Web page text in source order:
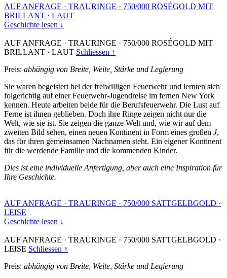
AUF ANFRAGE · TRAURINGE · 750/000 ROSÉGOLD MIT
BRILLANT · LAUT
Geschichte lesen ↓
AUF ANFRAGE · TRAURINGE · 750/000 ROSÉGOLD MIT
BRILLANT · LAUT Schliessen ↑
Preis: abhängig von Breite, Weite, Stärke und Legierung
Sie waren begeistert bei der freiwilligen Feuerwehr und lernten sich
folgerichtig auf einer Feuerwehr-Jugendreise im fernen New York
kennen. Heute arbeiten beide für die Berufsfeuerwehr. Die Lust auf
Ferne ist ihnen geblieben. Doch ihre Ringe zeigen nicht nur die
Welt, wie sie ist. Sie zeigen die ganze Welt und, wie wir auf dem
zweiten Bild sehen, einen neuen Kontinent in Form eines großen J,
das für ihren gemeinsamen Nachnamen steht. Ein eigener Kontinent
für die werdende Familie und die kommenden Kinder.
Dies ist eine individuelle Anfertigung, aber auch eine Inspiration für
Ihre Geschichte.
AUF ANFRAGE · TRAURINGE · 750/000 SATTGELBGOLD ·
LEISE
Geschichte lesen ↓
AUF ANFRAGE · TRAURINGE · 750/000 SATTGELBGOLD ·
LEISE Schliessen ↑
Preis: abhängig von Breite, Weite, Stärke und Legierung